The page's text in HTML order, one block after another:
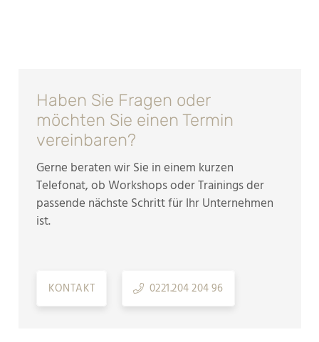
Haben Sie Fragen oder
möchten Sie einen Termin
vereinbaren?
Gerne beraten wir Sie in einem kurzen
Telefonat, ob Workshops oder Trainings der
passende nächste Schritt für Ihr Unternehmen
ist.
KONTAKT 0221.204 204 96